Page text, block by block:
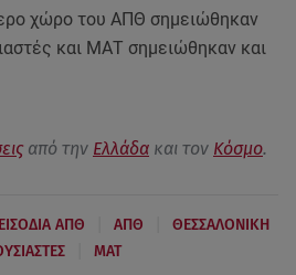
χώρο του ΑΠΘ σημειώθηκαν
και ΜΑΤ σημειώθηκαν και
από την Ελλάδα και τον Κόσμο.
ΑΠΘ ΑΠΘ ΘΕΣΣΑΛΟΝΙΚΗ
ΜΑΤ